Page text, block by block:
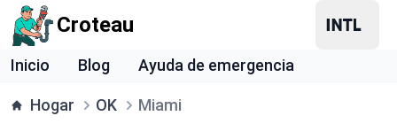
Croteau
Inicio Blog Ayuda de emergencia
Hogar OK Miami